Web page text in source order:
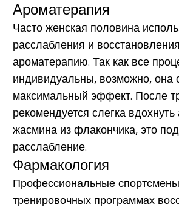
Ароматерапия
Часто женская половина
расслабления и восстановления
ароматерапию. Так как все
индивидуальны, возможно, она
максимальный эффект. После
рекомендуется слегка
жасмина из флакончика, это
расслабление.
Фармакология
Профессиональные
тренировочных программах